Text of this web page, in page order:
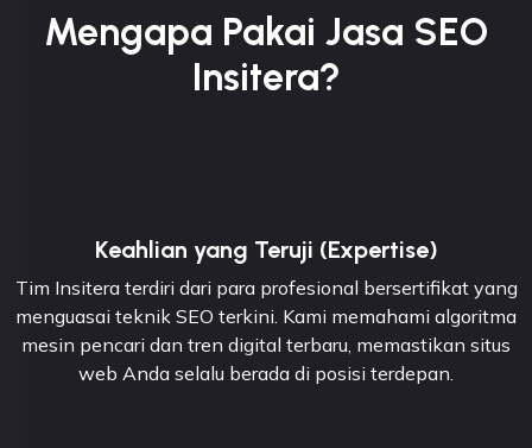
Mengapa Pakai Jasa SEO
Insitera?
Keahlian yang Teruji (Expertise)
Tim Insitera terdiri dari para profesional bersertifikat yang
menguasai teknik SEO terkini. Kami memahami algoritma
mesin pencari dan tren digital terbaru, memastikan situs
web Anda selalu berada di posisi terdepan.